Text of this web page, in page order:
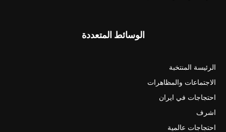
الوسائط المتعددة
الرئيسة المنتخبة
الاجتماعات والمظاهرات
احتجاجات في ايران
اشرف
احتجاجات عالمية